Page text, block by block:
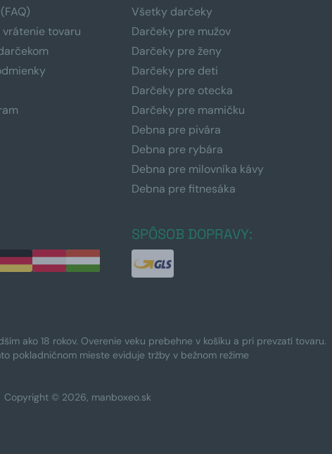
vrátenie tovaru
Všetky darčeky
Darčeky pre mužov
Darčeky pre ženy
Darčeky pre deti
Darčeky pre otecka
Darčeky pre mamičku
Debna pre pivára
Debna pre rybára
Debna pre milovníka kávy
Debna pre fitnesáka
SPÔSOB DOPRAVY:
ako 18 rokov. Overenie veku prebehne v košíku a pri prevzatí tovaru.
pokladničnom mieste eviduje tržby v bežnom režime
Copyright © 2026, manboxeo.sk